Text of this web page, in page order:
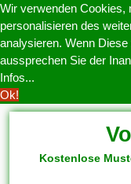
Wir verwenden Cookies,
personalisieren des
analysieren. Wenn
aussprechen Sie der
Infos...
Ok!
Kostenlose